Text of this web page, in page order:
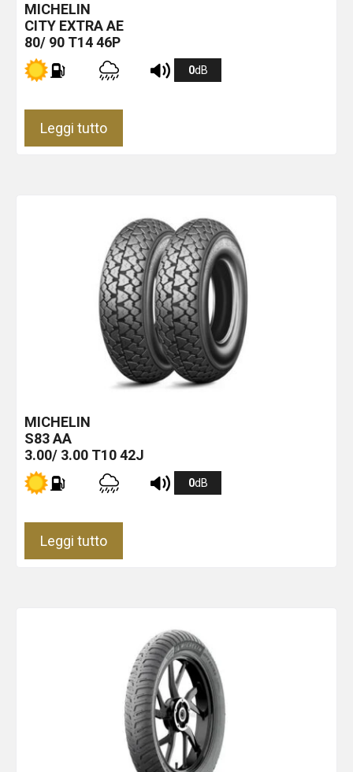
MICHELIN
CITY EXTRAAE
80/ 90 T14 46P
0dB
Leggi tutto
MICHELIN
S83AA
3.00/ 3.00 T10 42J
0dB
Leggi tutto